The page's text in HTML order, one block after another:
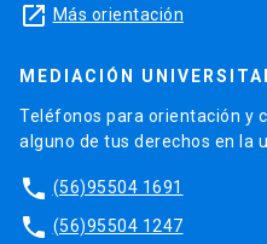
launch Más orientación
MEDIACIÓN
Teléfonos para orientación y
alguno de tus derechos en la
phone (56)95504 1691
phone (56)95504 1247